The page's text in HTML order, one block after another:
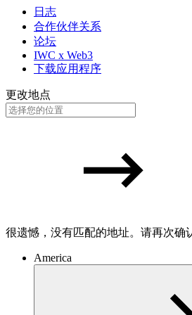
日志
合作伙伴关系
论坛
IWC x Web3
下载应用程序
更改地点
很遗憾，没有匹配的地址。请再次确
America